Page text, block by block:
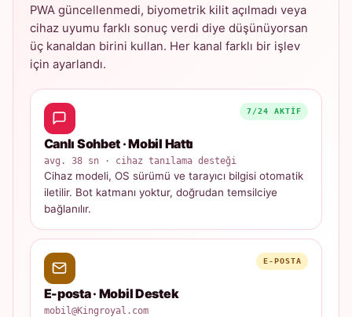
PWA güncellenmedi, biyometrik kilit açılmadı veya
cihaz uyumu farklı sonuç verdi diye düşünüyorsan
üç kanaldan birini kullan. Her kanal farklı bir işlev
için ayarlandı.
7/24 AKTIF
Canlı Sohbet · Mobil Hattı
avg. 38 sn · cihaz tanılama desteği
Cihaz modeli, OS sürümü ve tarayıcı bilgisi otomatik
iletilir. Bot katmanı yoktur, doğrudan temsilciye
bağlanılır.
E-POSTA
E-posta · Mobil Destek
mobil@Kingroyal.com